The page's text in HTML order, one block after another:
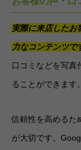
実際に来店したお
力なコンテンツで
口コミなどを写真
ることができます。
信頼性を高めるた
が大切です。